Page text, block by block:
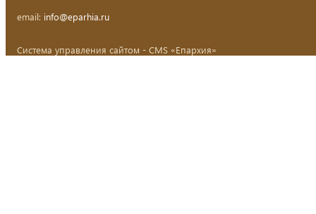
email: info@eparhia.ru
Система управления сайтом - CMS «Епархия»